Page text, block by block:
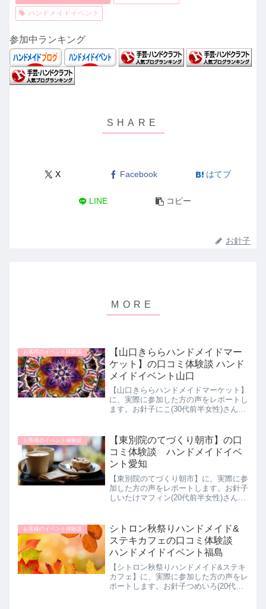
ハンドメイドイベント
参加中ランキング
X Facebook はてブ
LINE コピー
お針子
お客様のイベント体験談
【山口きららハンドメイドマー
ケット】の口コミ体験談 ハンド
メイドイベント山口
【山口きららハンドメイドマーケット】
に、実際に参加した方の声をレポートし
ます。お針子にこ(30代前半女性)さんの
ドのものが好きで、見に行ったりするの
がとても好きです。去...
お客様のイベント体験談
【東別院のてづくり朝市】の口
コミ体験談 ハンドメイドイベ
ント愛知
【東別院のてづくり朝市】に、実際に参
加した方の声をレポートします。お針子
しいたけマフィン(20代前半女性)さんの
っているのを偶然見つけたからです。調
べたらアクセサリーや...
お客様のイベント体験談
シトロン秋祭りハンドメイド&
ステキカフェの口コミ体験談
ハンドメイドイベント福島
【シトロン秋祭りハンドメイド&ステキ
カフェ】に、実際に参加した方の声をレ
ポートします。お針子つめいろ(20代女